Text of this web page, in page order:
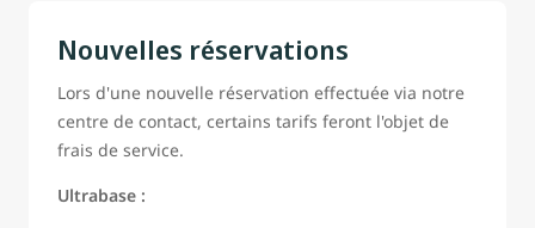
Nouvelles réservations
Lors d'une nouvelle réservation effectuée via notre
centre de contact, certains tarifs feront l'objet de
frais de service.
Ultrabase :